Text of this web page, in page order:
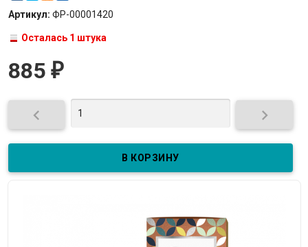
Артикул: ФР-00001420
Осталась 1 штука
885 ₽
 